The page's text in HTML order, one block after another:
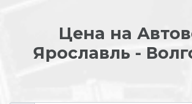
Цена на
Ярославль -